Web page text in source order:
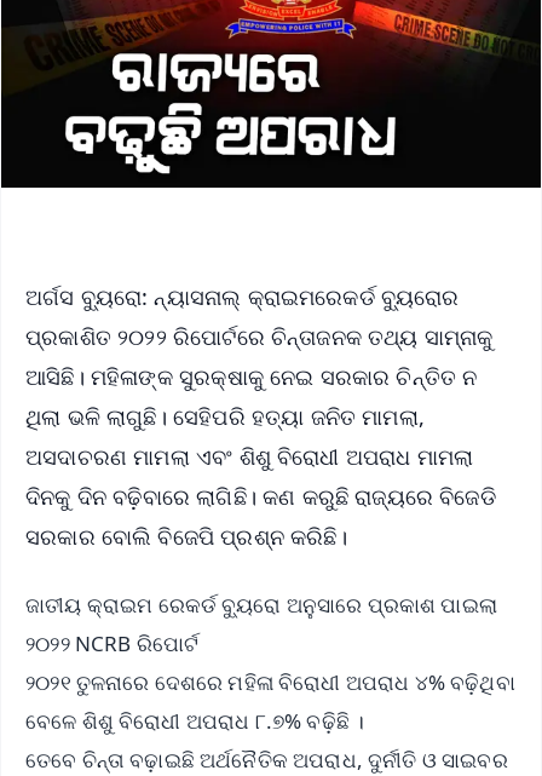
ଅର୍ଗସ ବ୍ୟୁରୋ: ନ୍ୟାସନାଲ୍ କ୍ରାଇମରେକର୍ଡ ବ୍ୟୁରୋର
ପ୍ରକାଶିତ ୨୦୨୨ ରିପୋର୍ଟରେ ଚିନ୍ତାଜନକ ତଥ୍ୟ ସାମ୍ନାକୁ
ଆସିଛି। ମହିଳାଙ୍କ ସୁରକ୍ଷାକୁ ନେଇ ସରକାର ଚିନ୍ତିତ ନ
ଥିଲା ଭଳି ଲାଗୁଛି। ସେହିପରି ହତ୍ୟା ଜନିତ ମାମଲା,
ଅସଦାଚରଣ ମାମଲା ଏବଂ ଶିଶୁ ବିରୋଧୀ ଅପରାଧ ମାମଲା
ଦିନକୁ ଦିନ ବଢ଼ିବାରେ ଲାଗିଛି। କଣ କରୁଛି ରାଜ୍ୟରେ ବିଜେଡି
ସରକାର ବୋଲି ବିଜେପି ପ୍ରଶ୍ନ କରିଛି।
ଜାତୀୟ କ୍ରାଇମ ରେକର୍ଡ ବ୍ୟୁରୋ ଅନୁସାରେ ପ୍ରକାଶ ପାଇଲା
୨୦୨୨ NCRB ରିପୋର୍ଟ
୨୦୨୧ ତୁଳନାରେ ଦେଶରେ ମହିଳା ବିରୋଧୀ ଅପରାଧ ୪% ବଢ଼ିଥିବା
ବେଳେ ଶିଶୁ ବିରୋଧୀ ଅପରାଧ ୮.୭% ବଢ଼ିଛି ।
ତେବେ ଚିନ୍ତା ବଢ଼ାଇଛି ଅର୍ଥନୈତିକ ଅପରାଧ, ଦୁର୍ନୀତି ଓ ସାଇବର